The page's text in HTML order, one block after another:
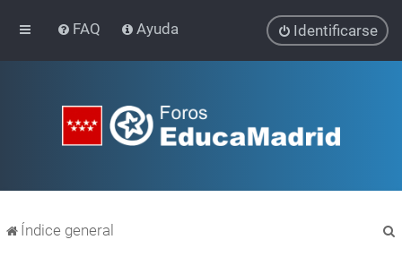
FAQ Ayuda Identificarse
Índice general